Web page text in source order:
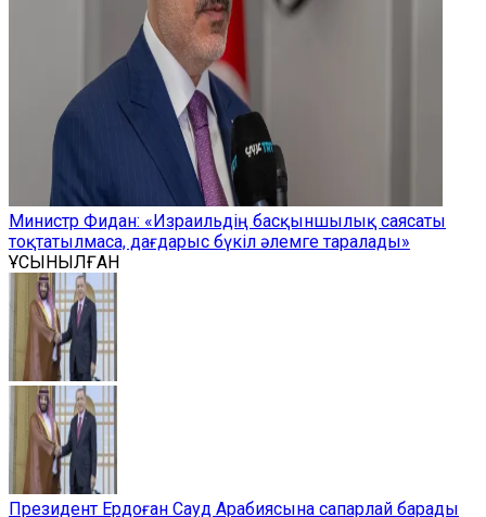
Министр Фидан: «Израильдің басқыншылық саясаты
тоқтатылмаса, дағдарыс бүкіл әлемге таралады»
ҰСЫНЫЛҒАН
Президент Ердоған Сауд Арабиясына сапарлай барады